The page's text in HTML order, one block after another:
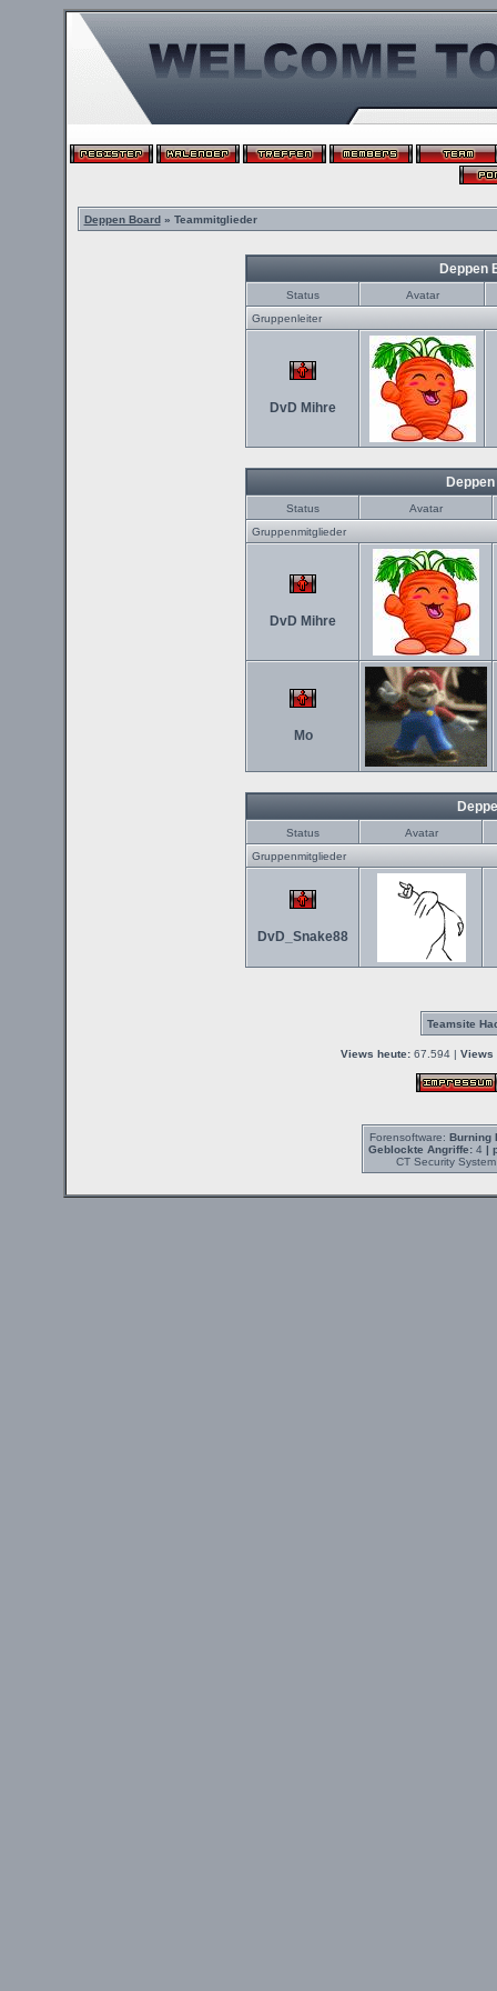
Deppen Board» Teammitglieder
Deppen
Status
Avatar
Gruppenleiter
DvD Mihre
Status
Avatar
Gruppenmitglieder
DvD Mihre
Mo
Status
Avatar
Gruppenmitglieder
DvD_Snake88
Teamsite
Views heute: 67.594 | Views
Forensoftware: Burning
Geblockte Angriffe: 4 |
CT Security